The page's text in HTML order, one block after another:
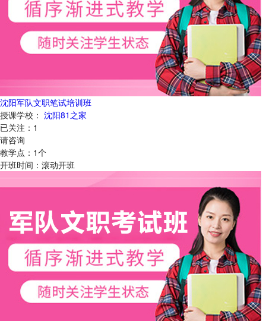
沈阳军队文职笔试培训班
授课学校： 沈阳81之家
已关注： 1
请咨询
教学点： 1个
开班时间： 滚动开班